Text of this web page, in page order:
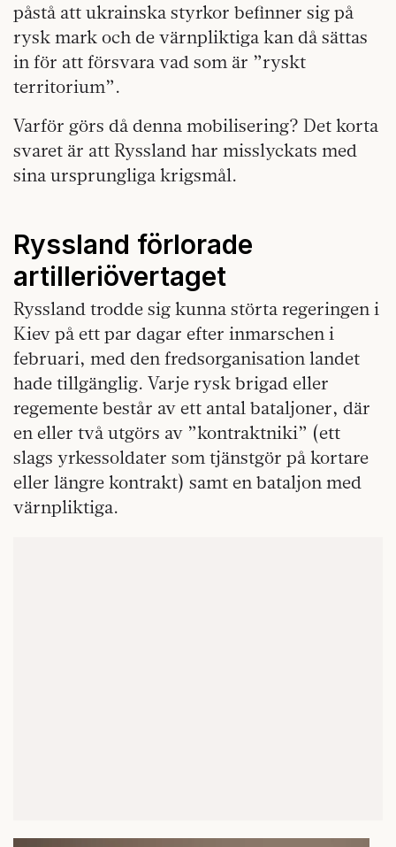
påstå att ukrainska styrkor befinner sig på
rysk mark och de värnpliktiga kan då sättas
in för att försvara vad som är ”ryskt
territorium”.
Varför görs då denna mobilisering? Det korta
svaret är att Ryssland har misslyckats med
sina ursprungliga krigsmål.
Ryssland förlorade
artilleriövertaget
Ryssland trodde sig kunna störta regeringen i
Kiev på ett par dagar efter inmarschen i
februari, med den fredsorganisation landet
hade tillgänglig. Varje rysk brigad eller
regemente består av ett antal bataljoner, där
en eller två utgörs av ”kontraktniki” (ett
slags yrkessoldater som tjänstgör på kortare
eller längre kontrakt) samt en bataljon med
värnpliktiga.